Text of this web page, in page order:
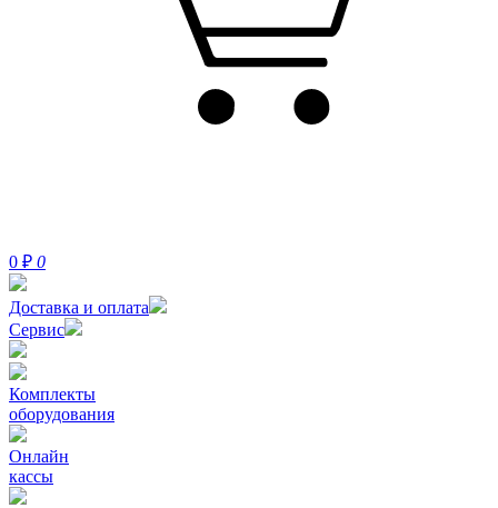
0 ₽ 0
Доставка и оплата
Сервис
Комплекты
оборудования
Онлайн
кассы